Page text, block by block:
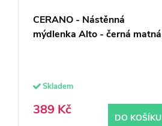
CERANO - Nástěnná
mýdlenka Alto - černá matná
Skladem
389 Kč
DO KOŠÍKU